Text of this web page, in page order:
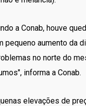
a Conab, houve
pequeno aumento da
no norte do
informa a Conab.
elevações de